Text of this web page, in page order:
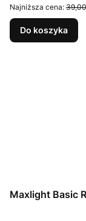
Najniższa cena:
Do koszyka